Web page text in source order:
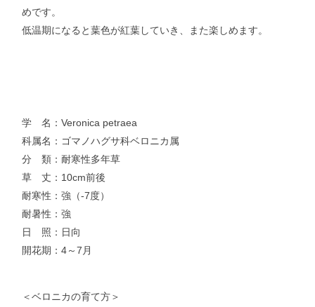
めです。
低温期になると葉色が紅葉していき、また楽しめます。
学 名：Veronica petraea
科属名：ゴマノハグサ科ベロニカ属
分 類：耐寒性多年草
草 丈：10cm前後
耐寒性：強（-7度）
耐暑性：強
日 照：日向
開花期：4～7月
＜ベロニカの育て方＞